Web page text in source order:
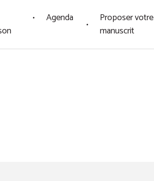
Agenda
Proposer votre
manuscrit